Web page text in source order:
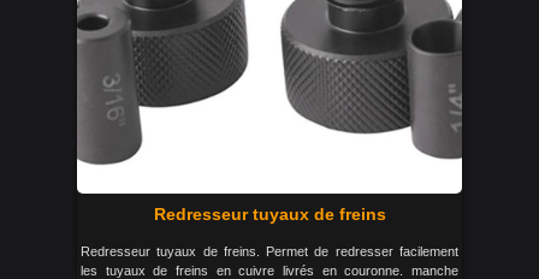
Redresseur tuyaux de freins
Redresseur tuyaux de freins. Permet de redresser facilement
les tuyaux de freins en cuivre livrés en couronne. manche